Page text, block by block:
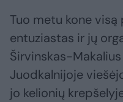
Tuo metu kone visą
entuziastas ir jų
Širvinskas-
Juodkalnijoje
jo kelionių